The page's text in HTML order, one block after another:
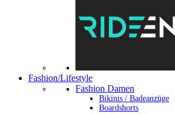
Fashion/Lifestyle
Fashion Damen
Bikinis / Badeanzüge
Boardshorts